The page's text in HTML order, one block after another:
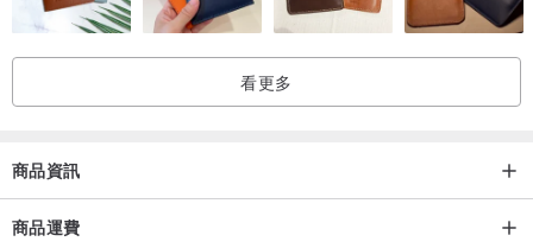
看更多
商品資訊
商品運費